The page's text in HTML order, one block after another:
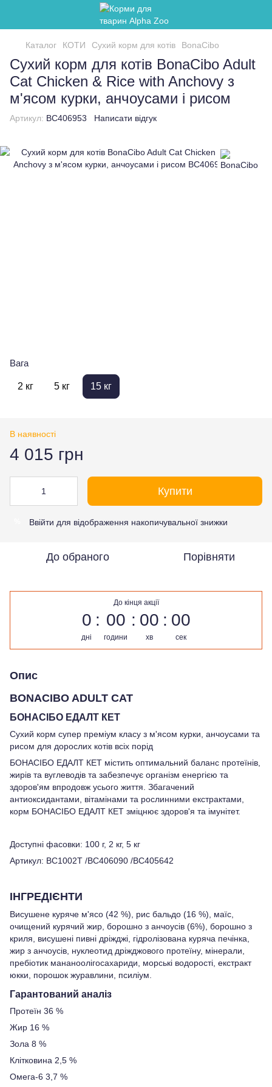
Каталог КОТИ Сухий корм для котів BonaCibo
Сухий корм для котів BonaCibo Adult
Cat Chicken & Rice with Anchovy з
м'ясом курки, анчоусами і рисом
Артикул: BC406953 Написати відгук
Вага
2 кг 5 кг 15 кг
В наявності
4 015 грн
Купити
Ввійти для відображення накопичувальної знижки
До обраного Порівняти
До кінця акції
0
дні
00
години
00
хв
00
сек
Опис
BONACIBO ADULT CAT
БОНАСІБО ЕДАЛТ КЕТ
Сухий корм супер преміум класу з м'ясом курки, анчоусами та
рисом для дорослих котів всіх порід
БОНАСІБО ЕДАЛТ КЕТ містить оптимальний баланс протеїнів,
жирів та вуглеводів та забезпечує організм енергією та
здоров'ям впродовж усього життя. Збагачений
антиоксидантами, вітамінами та рослинними екстрактами,
корм БОНАСІБО ЕДАЛТ КЕТ зміцнює здоров'я та імунітет.
Доступні фасовки: 100 г, 2 кг, 5 кг
Артикул: BC1002T /BC406090 /BC405642
ІНГРЕДІЄНТИ
Висушене куряче м'ясо (42 %), рис бальдо (16 %), маїс,
очищений курячий жир, борошно з анчоусів (6%), борошно з
криля, висушені пивні дріжджі, гідролізована куряча печінка,
жир з анчоусів, нуклеотид дріжджового протеїну, мінерали,
пребіотик мананоолігосахариди, морські водорості, екстракт
юкки, порошок журавлини, псиліум.
Гарантований аналіз
Протеїн 36 %
Жир 16 %
Зола 8 %
Клітковина 2,5 %
Омега-6 3,7 %